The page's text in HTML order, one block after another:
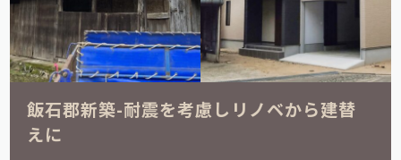
飯石郡新築-耐震を考慮しリノベから建替
えに